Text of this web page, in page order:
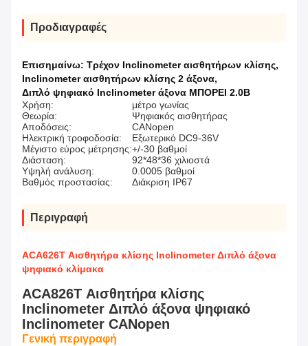
Προδιαγραφές
Επισημαίνω: Τρέχον Inclinometer αισθητήρων κλίσης,
Inclinometer αισθητήρων κλίσης 2 άξονα,
Διπλό ψηφιακό Inclinometer άξονα ΜΠΟΡΕΙ 2.0B
Χρήση:
μέτρο γωνίας
Θεωρία:
Ψηφιακός αισθητήρας
Αποδόσεις:
CANopen
Ηλεκτρική τροφοδοσία:
Εξωτερικό DC9-36V
Μέγιστο εύρος μέτρησης:+/-30 βαθμοί
Διάσταση:
92*48*36 χιλιοστά
Υψηλή ανάλυση:
0.0005 βαθμοί
Βαθμός προστασίας:
Διάκριση IP67
Περιγραφή
ACA626T Αισθητήρα κλίσης Inclinometer Διπλό άξονα
ψηφιακό κλίμακα
ACA826T Αισθητήρα κλίσης
Inclinometer Διπλό άξονα ψηφιακό
Inclinometer CANopen
Γενική περιγραφή